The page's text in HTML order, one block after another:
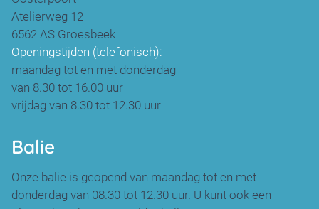
Atelierweg 12
6562 AS Groesbeek
Openingstijden (telefonisch):
maandag tot en met donderdag
van 8.30 tot 16.00 uur
vrijdag van 8.30 tot 12.30 uur
Balie
Onze balie is geopend van maandag tot en met
donderdag van 08.30 tot 12.30 uur. U kunt ook een